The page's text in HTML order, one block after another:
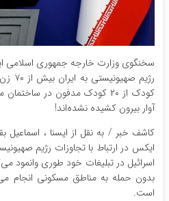
سخنگوی وزارت خارجه جمهوری اسلامی
کودک از ۲۰ کودک مدفون در
آوار بیرون کشیده نشده‌اند!
کاشف خبر / به نقل از ایسنا ، اسماعیل
ایکس در ارتباط با تجاوزات رژیم
اسرائیل در تبلیغات خود طوری وانمود
بدون حمله به مناطق مسکونی انجام
است.